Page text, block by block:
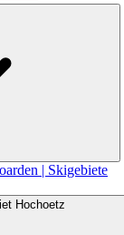
| Skigebiete
Hochoetz